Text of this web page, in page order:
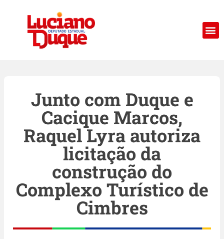
Junto com Duque e
Cacique Marcos,
Raquel Lyra autoriza
licitação da
construção do
Complexo Turístico de
Cimbres